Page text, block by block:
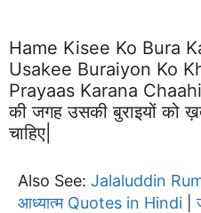
Hame Kisee Ko Bura
Usakee Buraiyon Ko
Prayaas Karana
की जगह उसकी बुराइयों को
चाहिए|
Also See: Jalaluddin
आध्यात्म Quotes in Hindi |